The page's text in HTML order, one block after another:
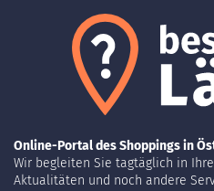
Online-Portal des Shoppings in
Wir begleiten Sie tagtäglich in
Aktualitäten und noch andere